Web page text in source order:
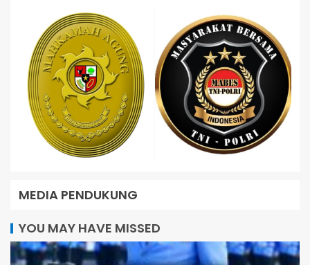
MEDIA PENDUKUNG
YOU MAY HAVE MISSED